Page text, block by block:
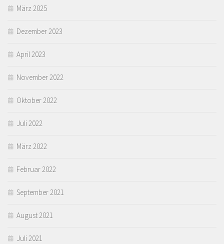
März 2025
Dezember 2023
April 2023
November 2022
Oktober 2022
Juli 2022
März 2022
Februar 2022
September 2021
August 2021
Juli 2021